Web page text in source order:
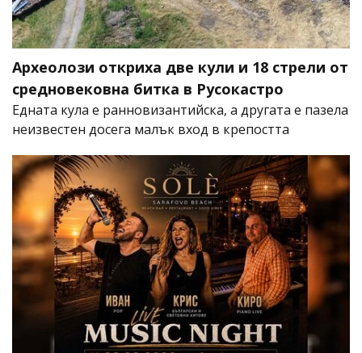
Археолози откриха две кули и 18 стрели от
средновековна битка в Русокастро
Едната кула е ранновизантийска, а другата е пазела
неизвестен досега малък вход в крепостта